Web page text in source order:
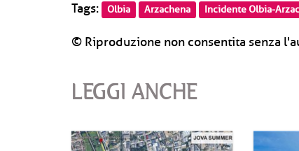
Tags: Olbia Arzachena Incidente Olbia-
© Riproduzione non consentita senza
LEGGI ANCHE